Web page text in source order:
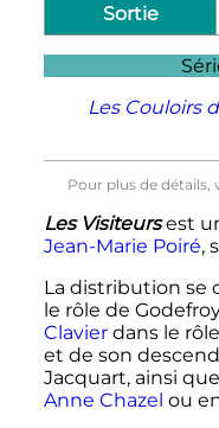
Sortie
Les Couloirs
Pour plus de détails,
Les Visiteursest
Jean-Marie Poiré,
La distribution se
le rôle de
Clavierdans le
et de son
Jacquart, ainsi
Anne Chazel ou